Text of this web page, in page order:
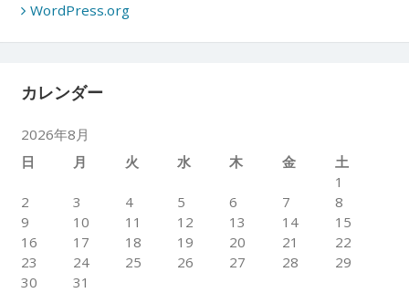
WordPress.org
カレンダー
2026年8月
日
月 火 水 木 金
土
1
2
3 4 5 6 7
8
9
10 11 12 13 14
15
16
17 18 19 20 21
22
23
24 25 26 27 28
29
30
31